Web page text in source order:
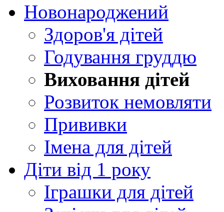
Новонароджений
Здоров'я дітей
Годування груддю
Виховання дітей
Розвиток немовляти
Прививки
Імена для дітей
Діти від 1 року
Іграшки для дітей